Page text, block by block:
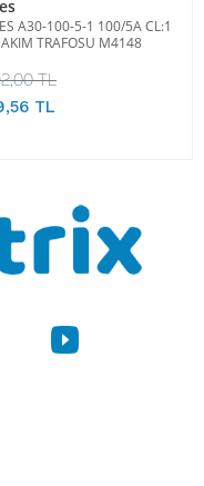
A30-100-5-1 100/5A CL:1
TRAFOSU M4148
TL
TL